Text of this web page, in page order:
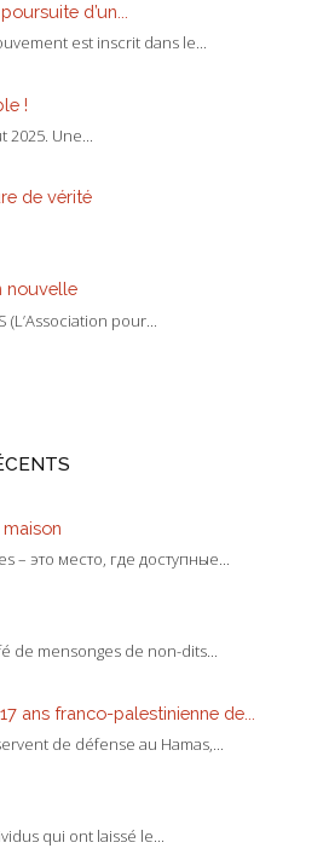
d’un...
est inscrit dans le...
!
2025. Une...
de vérité
nouvelle
(L’Association pour...
– это место, где доступные...
de mensonges de non-dits...
ans franco-palestinienne de...
de défense au Hamas,...
qui ont laissé le...